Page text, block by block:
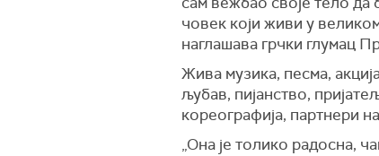
човек који живи у
наглашава грчки глумац
Жива музика, песма,
љубав, пијанство,
кореографија, партнери
„Она је толико радосна,